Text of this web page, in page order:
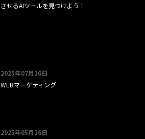
させるAIツールを見つけよう！
2025年07月16日
WEBマーケティング
2025年05月16日